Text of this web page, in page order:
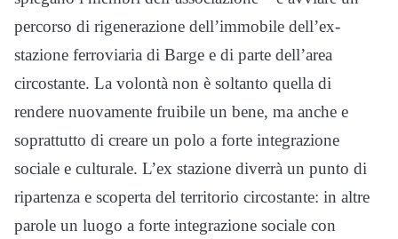
percorso di rigenerazione dell’immobile dell’ex-
stazione ferroviaria di Barge e di parte dell’area
circostante. La volontà non è soltanto quella di
rendere nuovamente fruibile un bene, ma anche e
soprattutto di creare un polo a forte integrazione
sociale e culturale. L’ex stazione diverrà un punto di
ripartenza e scoperta del territorio circostante: in altre
parole un luogo a forte integrazione sociale con